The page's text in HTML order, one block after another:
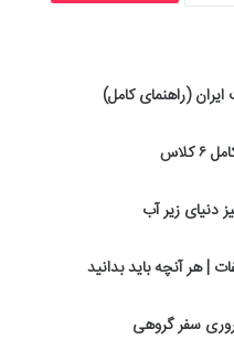
(راهنمای کامل)
دنیای زیر آب
| هر آنچه باید بدانید
سفر گروهی